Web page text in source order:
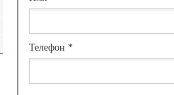
Телефон *